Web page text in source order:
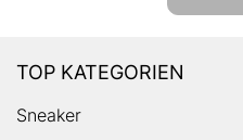
TOP KATEGORIEN
Sneaker